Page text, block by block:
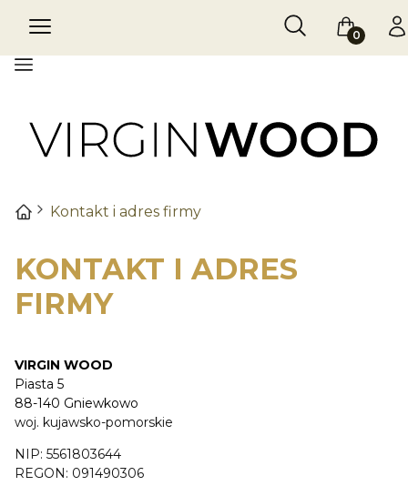
Menu Otwórz
Szukaj Koszyk
Menu
Kontakt i adres firmy
KONTAKT I ADRES
FIRMY
VIRGIN WOOD
Piasta 5
88-140 Gniewkowo
woj. kujawsko-pomorskie
NIP: 5561803644
REGON: 091490306